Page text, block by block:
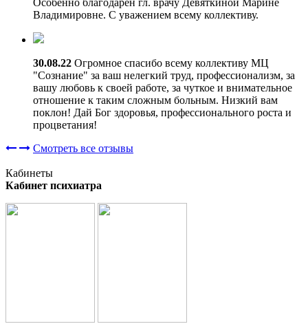
Особенно благодарен гл. врачу Девяткиной Марине
Владимировне. С уважением всему коллективу.
30.08.22 Огромное спасибо всему коллективу МЦ
"Сознание" за ваш нелегкий труд, профессионализм, за
вашу любовь к своей работе, за чуткое и внимательное
отношение к таким сложным больным. Низкий вам
поклон! Дай Бог здоровья, профессионального роста и
процветания!
Смотреть все отзывы
Кабинеты
Кабинет психиатра